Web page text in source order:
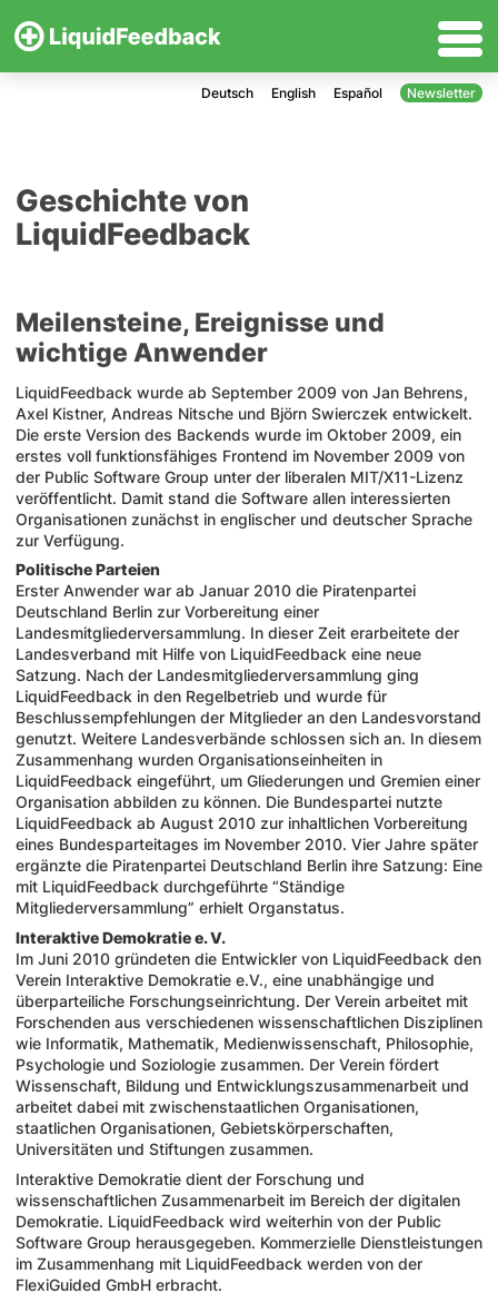
Deutsch English Español Newsletter
Geschichte von
LiquidFeedback
Meilensteine, Ereignisse und
wichtige Anwender
LiquidFeedback wurde ab September 2009 von Jan Behrens,
Axel Kistner, Andreas Nitsche und Björn Swierczek entwickelt.
Die erste Version des Backends wurde im Oktober 2009, ein
erstes voll funktionsfähiges Frontend im November 2009 von
der Public Software Group unter der liberalen MIT/X11-Lizenz
veröffentlicht. Damit stand die Software allen interessierten
Organisationen zunächst in englischer und deutscher Sprache
zur Verfügung.
Politische Parteien
Erster Anwender war ab Januar 2010 die Piratenpartei
Deutschland Berlin zur Vorbereitung einer
Landesmitgliederversammlung. In dieser Zeit erarbeitete der
Landesverband mit Hilfe von LiquidFeedback eine neue
Satzung. Nach der Landesmitgliederversammlung ging
LiquidFeedback in den Regelbetrieb und wurde für
Beschlussempfehlungen der Mitglieder an den Landesvorstand
genutzt. Weitere Landesverbände schlossen sich an. In diesem
Zusammenhang wurden Organisationseinheiten in
LiquidFeedback eingeführt, um Gliederungen und Gremien einer
Organisation abbilden zu können. Die Bundespartei nutzte
LiquidFeedback ab August 2010 zur inhaltlichen Vorbereitung
eines Bundesparteitages im November 2010. Vier Jahre später
ergänzte die Piratenpartei Deutschland Berlin ihre Satzung: Eine
mit LiquidFeedback durchgeführte “Ständige
Mitgliederversammlung” erhielt Organstatus.
Interaktive Demokratie e. V.
Im Juni 2010 gründeten die Entwickler von LiquidFeedback den
Verein Interaktive Demokratie e.V., eine unabhängige und
überparteiliche Forschungseinrichtung. Der Verein arbeitet mit
Forschenden aus verschiedenen wissenschaftlichen Disziplinen
wie Informatik, Mathematik, Medienwissenschaft, Philosophie,
Psychologie und Soziologie zusammen. Der Verein fördert
Wissenschaft, Bildung und Entwicklungszusammenarbeit und
arbeitet dabei mit zwischenstaatlichen Organisationen,
staatlichen Organisationen, Gebietskörperschaften,
Universitäten und Stiftungen zusammen.
Interaktive Demokratie dient der Forschung und
wissenschaftlichen Zusammenarbeit im Bereich der digitalen
Demokratie. LiquidFeedback wird weiterhin von der Public
Software Group herausgegeben. Kommerzielle Dienstleistungen
im Zusammenhang mit LiquidFeedback werden von der
FlexiGuided GmbH erbracht.